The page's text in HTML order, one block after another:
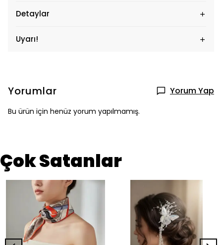
Detaylar
Uyarı!
Yorumlar Yorum Yap
Bu ürün için henüz yorum yapılmamış.
Çok Satanlar